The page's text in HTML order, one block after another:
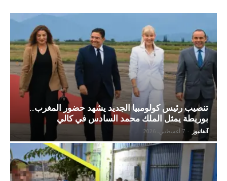
تنصيب رئيس كولومبيا الجديد يشهد حضور المغرب..
بوريطة يمثل الملك محمد السادس في كالي
آنفانيوز - 7 أغسطس، 2026